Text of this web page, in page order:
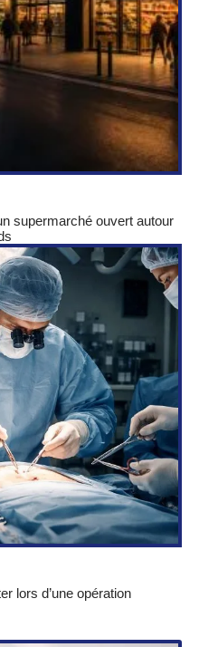
supermarché ouvert autour
lors d’une opération